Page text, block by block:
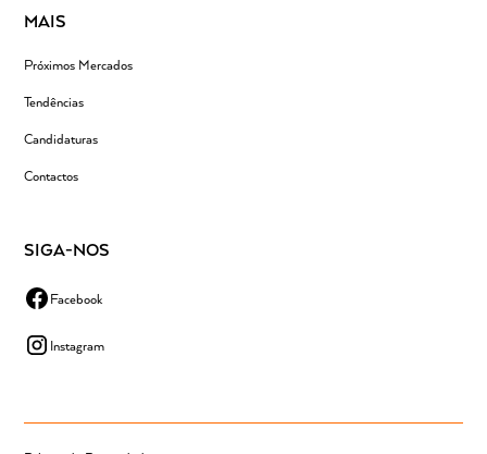
MAIS
Próximos Mercados
Tendências
Candidaturas
Contactos
SIGA-NOS
Facebook
Instagram